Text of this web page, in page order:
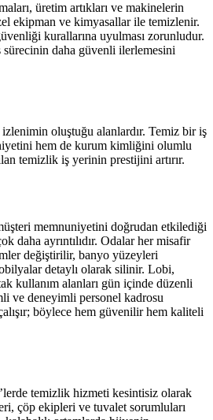
üretim artıkları ve makinelerin
ekipman ve kimyasallar ile temizlenir.
kurallarına uyulması zorunludur.
daha güvenli ilerlemesini
oluştuğu alanlardır. Temiz bir iş
hem de kurum kimliğini olumlu
temizlik iş yerinin prestijini artırır.
memnuniyetini doğrudan etkilediği
daha ayrıntılıdır. Odalar her misafir
değiştirilir, banyo yüzeyleri
detaylı olarak silinir. Lobi,
kullanım alanları gün içinde düzenli
ve deneyimli personel kadrosu
böylece hem güvenilir hem kaliteli
temizlik hizmeti kesintisiz olarak
çöp ekipleri ve tuvalet sorumluları